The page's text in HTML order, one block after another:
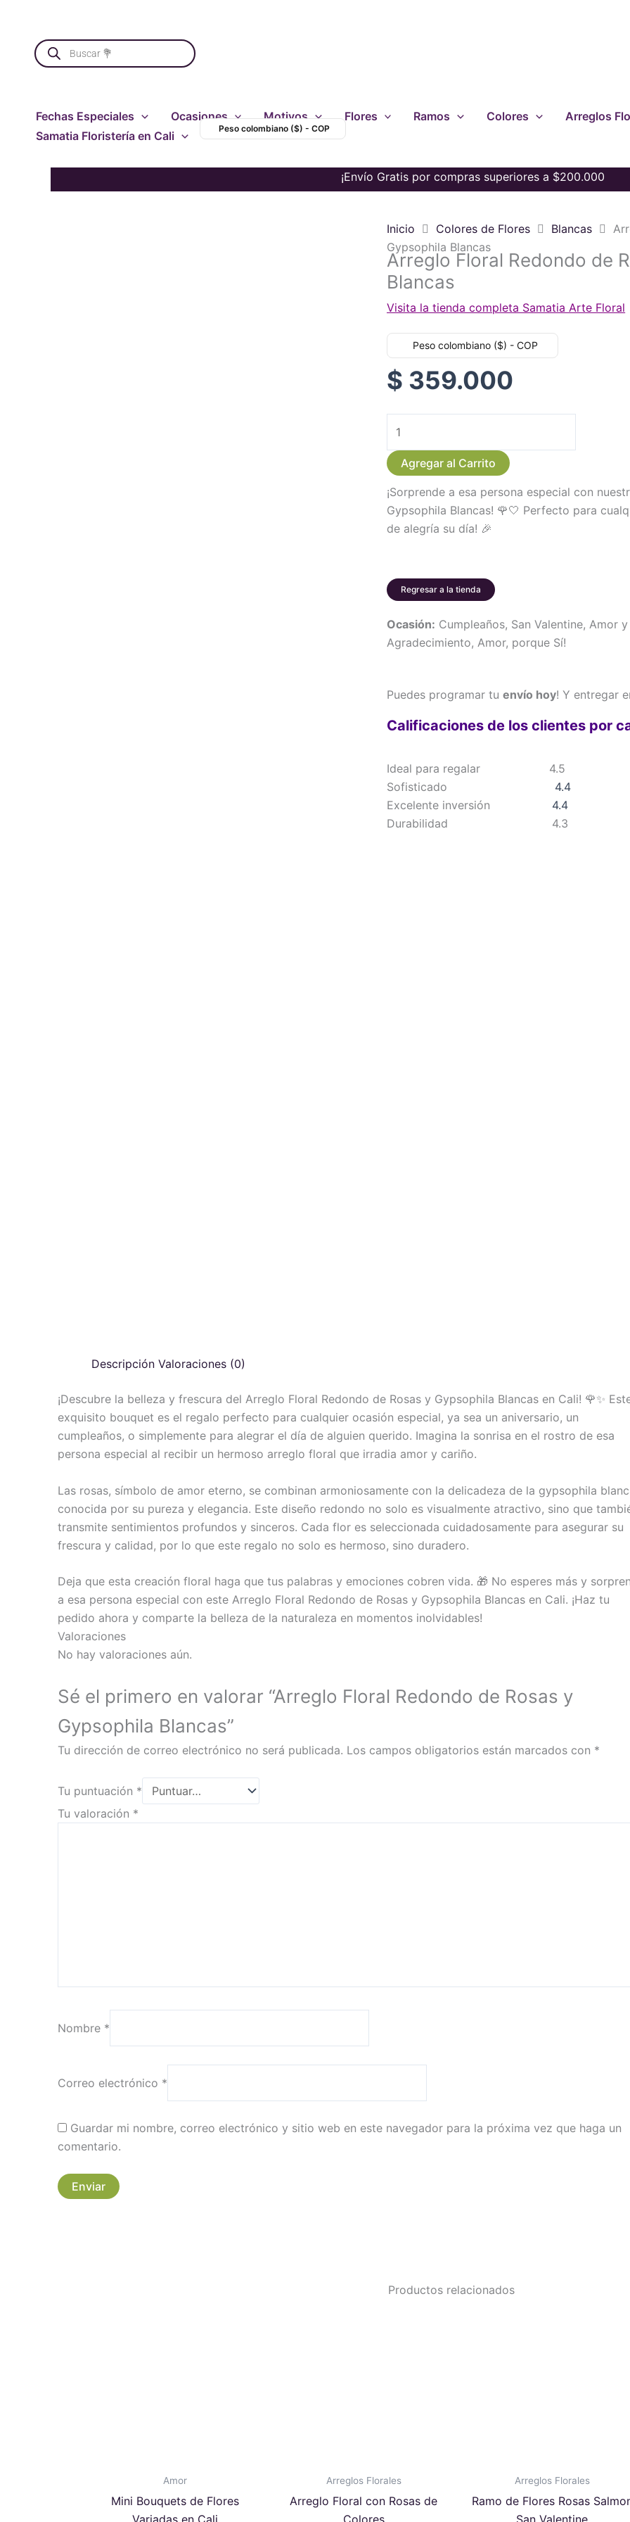
contenidoBúsqueda
de
productos
Fechas Especiales Ocasiones Motivos Flores Ramos Colores
Arreglos
Samatia Floristería en Cali
Peso colombiano ($) - COP
¡Envío Gratis por compras superiores a $200.000
Inicio Colores de Flores Blancas
Gypsophila Blancas
Arreglo Floral Redondo de
Blancas
Visita la tienda completa Samatia Arte Floral
Peso colombiano ($) - COP
$ 359.000
Arreglo
Floral
Redondo
de
Rosas
y
cantidad
Agregar al Carrito
¡Sorprende a esa persona especial con
Gypsophila Blancas! 🌹🤍 Perfecto para
de alegría su día! 🎉
Regresar a la tienda
Ocasión: Cumpleaños, San Valentine, Amor
Agradecimiento, Amor, porque Sí!
Puedes programar tuenvío hoy! Y entregar
Calificaciones de los clientes por
Ideal para regalar
4.5
Sofisticado
4.4
Excelente inversión
4.4
Durabilidad
4.3
Descripción Valoraciones (0)
¡Descubre la belleza y frescura del Arreglo Floral Redondo de Rosas y Gypsophila Blancas en Cali! 🌹✨
exquisito bouquet es el regalo perfecto para cualquier ocasión especial, ya sea un aniversario, un
cumpleaños, o simplemente para alegrar el día de alguien querido. Imagina la sonrisa en el rostro de esa
persona especial al recibir un hermoso arreglo floral que irradia amor y cariño.
Las rosas, símbolo de amor eterno, se combinan armoniosamente con la delicadeza de la gypsophila
conocida por su pureza y elegancia. Este diseño redondo no solo es visualmente atractivo, sino que
transmite sentimientos profundos y sinceros. Cada flor es seleccionada cuidadosamente para asegurar su
frescura y calidad, por lo que este regalo no solo es hermoso, sino duradero.
Deja que esta creación floral haga que tus palabras y emociones cobren vida. 🎁 No esperes más y
a esa persona especial con este Arreglo Floral Redondo de Rosas y Gypsophila Blancas en Cali. ¡Haz tu
pedido ahora y comparte la belleza de la naturaleza en momentos inolvidables!
Valoraciones
No hay valoraciones aún.
Sé el primero en valorar “Arreglo Floral Redondo de Rosas y
Gypsophila Blancas”
Tu dirección de correo electrónico no será publicada. Los campos obligatorios están marcados con *
Tu puntuación *
Tu valoración *
Nombre *
Correo electrónico *
Guardar mi nombre, correo electrónico y sitio web en este navegador para la próxima vez que haga un
comentario.
Productos relacionados
Amor
Mini Bouquets de Flores
Arreglos Florales
Arreglo Floral con Rosas de
Arreglos Florales
Ramo de Flores Rosas